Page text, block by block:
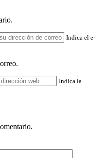
Indica el e-
Indica la